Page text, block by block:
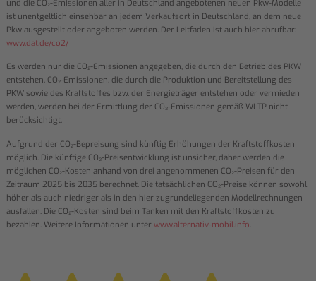
und die CO₂-Emissionen aller in Deutschland angebotenen neuen Pkw-Modelle
ist unentgeltlich einsehbar an jedem Verkaufsort in Deutschland, an dem neue
Pkw ausgestellt oder angeboten werden. Der Leitfaden ist auch hier abrufbar:
www.dat.de/co2/
Es werden nur die CO₂-Emissionen angegeben, die durch den Betrieb des PKW
entstehen. CO₂-Emissionen, die durch die Produktion und Bereitstellung des
PKW sowie des Kraftstoffes bzw. der Energieträger entstehen oder vermieden
werden, werden bei der Ermittlung der CO₂-Emissionen gemäß WLTP nicht
berücksichtigt.
Aufgrund der CO₂-Bepreisung sind künftig Erhöhungen der Kraftstoffkosten
möglich. Die künftige CO₂-Preisentwicklung ist unsicher, daher werden die
möglichen CO₂-Kosten anhand von drei angenommenen CO₂-Preisen für den
Zeitraum 2025 bis 2035 berechnet. Die tatsächlichen CO₂-Preise können sowohl
höher als auch niedriger als in den hier zugrundeliegenden Modellrechnungen
ausfallen. Die CO₂-Kosten sind beim Tanken mit den Kraftstoffkosten zu
bezahlen. Weitere Informationen unter www.alternativ-mobil.info.